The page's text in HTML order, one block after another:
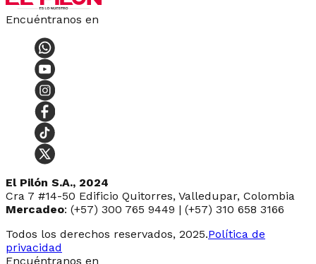
Encuéntranos en
El Pilón S.A., 2024
Cra 7 #14-50 Edificio Quitorres, Valledupar, Colombia
Mercadeo: (+57) 300 765 9449 | (+57) 310 658 3166
Todos los derechos reservados, 2025.Política de
privacidad
Encuéntranos en